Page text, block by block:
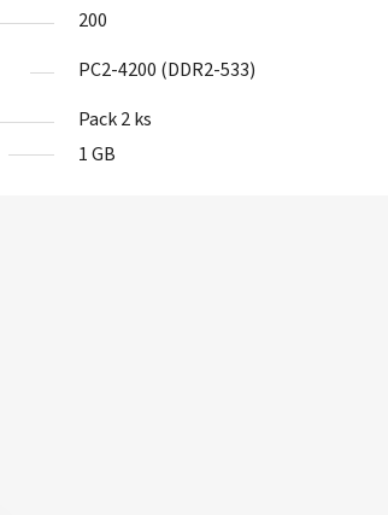
200
PC2-4200 (DDR2-533)
Pack 2 ks
1 GB